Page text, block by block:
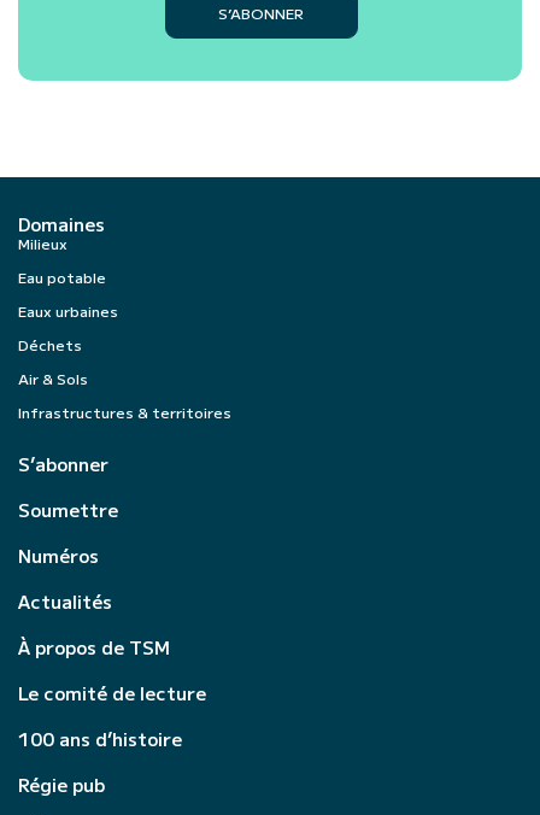
S’ABONNER
Domaines
Milieux
Eau potable
Eaux urbaines
Déchets
Air & Sols
Infrastructures & territoires
S’abonner
Soumettre
Numéros
Actualités
À propos de TSM
Le comité de lecture
100 ans d’histoire
Régie pub